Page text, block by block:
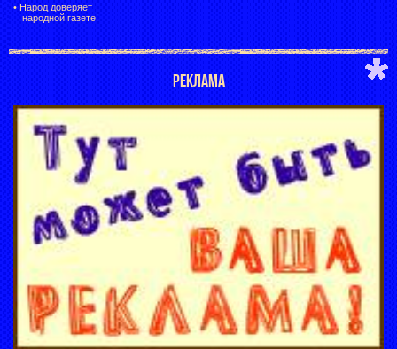
• Народ доверяет
народной газете!
РЕКЛАМА